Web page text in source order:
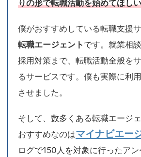
りの形で転職活動を始めてほし
僕がおすすめしている転職支援
転職エージェント です。就業相
採用対策まで、転職活動全般を
るサービスです。僕も実際に利
させました。
そして、数多くある転職エージ
おすすめなのはマイナビエー
ログで150人を対象に行ったア